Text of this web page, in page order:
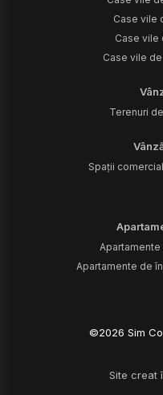
Case vile
Case vile
Case vile
Terenuri
Spații
Apartamente de
©2026 Sim
Site creat